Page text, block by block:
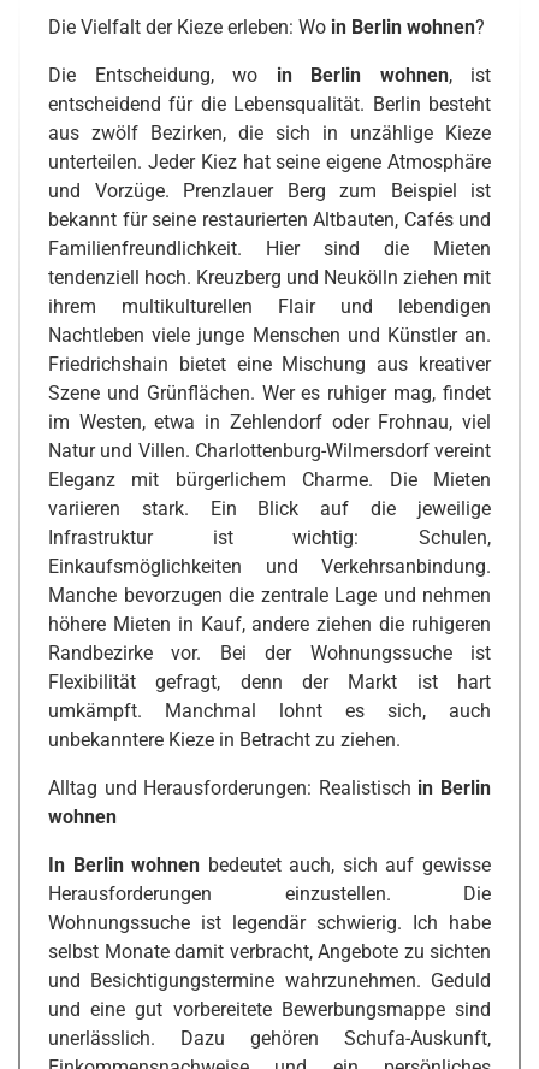
Die Vielfalt der Kieze erleben: Wo in Berlin wohnen?
Die Entscheidung, wo in Berlin wohnen, ist
entscheidend für die Lebensqualität. Berlin besteht
aus zwölf Bezirken, die sich in unzählige Kieze
unterteilen. Jeder Kiez hat seine eigene Atmosphäre
und Vorzüge. Prenzlauer Berg zum Beispiel ist
bekannt für seine restaurierten Altbauten, Cafés und
Familienfreundlichkeit. Hier sind die Mieten
tendenziell hoch. Kreuzberg und Neukölln ziehen mit
ihrem multikulturellen Flair und lebendigen
Nachtleben viele junge Menschen und Künstler an.
Friedrichshain bietet eine Mischung aus kreativer
Szene und Grünflächen. Wer es ruhiger mag, findet
im Westen, etwa in Zehlendorf oder Frohnau, viel
Natur und Villen. Charlottenburg-Wilmersdorf vereint
Eleganz mit bürgerlichem Charme. Die Mieten
variieren stark. Ein Blick auf die jeweilige
Infrastruktur ist wichtig: Schulen,
Einkaufsmöglichkeiten und Verkehrsanbindung.
Manche bevorzugen die zentrale Lage und nehmen
höhere Mieten in Kauf, andere ziehen die ruhigeren
Randbezirke vor. Bei der Wohnungssuche ist
Flexibilität gefragt, denn der Markt ist hart
umkämpft. Manchmal lohnt es sich, auch
unbekanntere Kieze in Betracht zu ziehen.
Alltag und Herausforderungen: Realistisch in Berlin
wohnen
In Berlin wohnen bedeutet auch, sich auf gewisse
Herausforderungen einzustellen. Die
Wohnungssuche ist legendär schwierig. Ich habe
selbst Monate damit verbracht, Angebote zu sichten
und Besichtigungstermine wahrzunehmen. Geduld
und eine gut vorbereitete Bewerbungsmappe sind
unerlässlich. Dazu gehören Schufa-Auskunft,